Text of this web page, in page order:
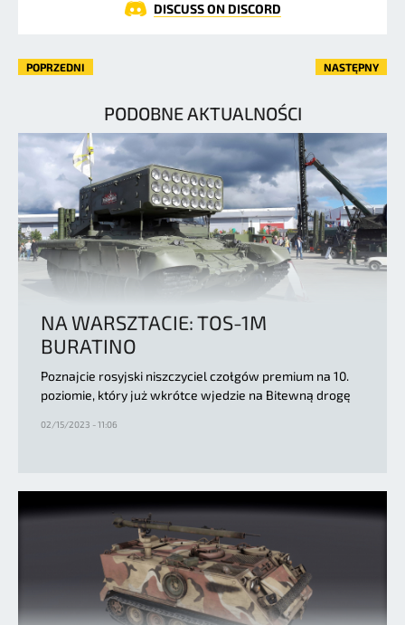
DISCUSS ON DISCORD
POPRZEDNI NASTĘPNY
PODOBNE AKTUALNOŚCI
NA WARSZTACIE: TOS-1M
BURATINO
Poznajcie rosyjski niszczyciel czołgów premium na 10.
poziomie, który już wkrótce wjedzie na Bitewną drogę
02/15/2023 - 11:06